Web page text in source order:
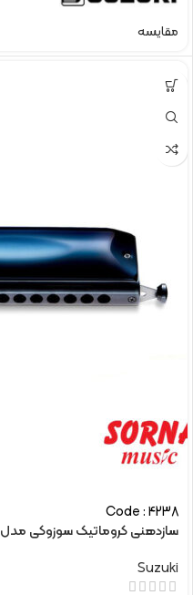
مقایسه
Code : 4238
سازدهنی کروماتیک سوزوکی مدل G-48
Suzuki